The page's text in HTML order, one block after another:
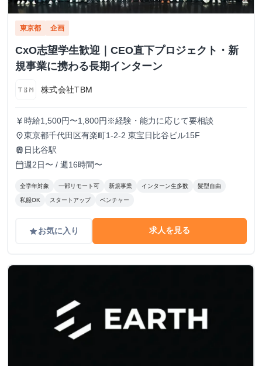
東京都 企画
CxO志望学生歓迎｜CEO直下プロジェクト・新
規事業に携わる長期インターン
株式会社TBM
currency_yen 時給1,500円〜1,800円※経験・能力に応じて要相談
place東京都千代田区有楽町1-2-2 東宝日比谷ビル15F
train 日比谷駅
calendar_today週2日〜 / 週16時間〜
全学年対象 一部リモート可 新規事業 インターン生多数 髪型自由
私服OK スタートアップ ベンチャー
gradeお気に入り 求人を見る